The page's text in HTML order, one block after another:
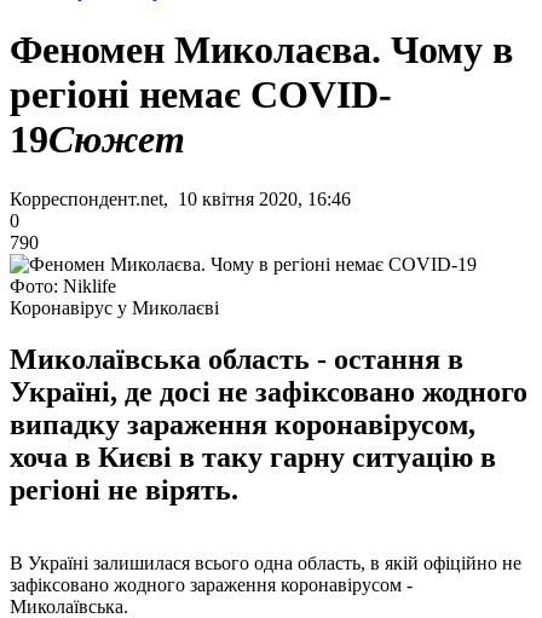
Феномен Миколаєва. Чому в
регіоні немає COVID-
19Сюжет
Корреспондент.net, 10 квітня 2020, 16:46
0
790
Фото: Niklife
Коронавірус у Миколаєві
Миколаївська область - остання в
Україні, де досі не зафіксовано жодного
випадку зараження коронавірусом,
хоча в Києві в таку гарну ситуацію в
регіоні не вірять.
В Україні залишилася всього одна область, в якій офіційно не
зафіксовано жодного зараження коронавірусом -
Миколаївська.